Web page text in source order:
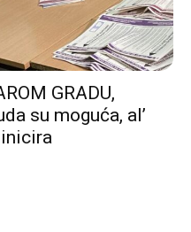
GRADU,
su moguća, al’